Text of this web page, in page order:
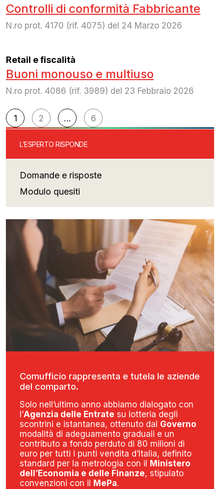
Controlli di conformità Fabbricante
N.ro prot. 4170 (rif. 4075) del 24 Marzo 2026
Retail e fiscalità
Buoni monouso e multiuso
N.ro prot. 4086 (rif. 3989) del 23 Febbraio 2026
Navigazione
articoli
1 2 … 6
L’ESPERTO RISPONDE
Domande e risposte
Modulo quesiti
Comufficio rappresenta e tutela le aziende
del comparto.
Solo nell’ultimo anno abbiamo dialogato con
l’Agenzia delle Entrate su lotteria degli
scontrini e istantanea, ottenuto dal Governo
modalità di adeguamento graduali e un
contributo a fondo perduto di 80 milioni di
euro per tutti i punti vendita d’Italia, definito
standard per la metrologia con il
Ministero
dell’Economia e delle Finanze, stipulato
convenzioni con il
MePa.